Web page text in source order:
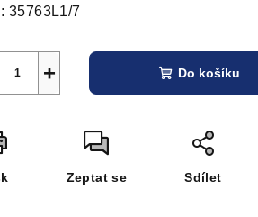
35763L1/7
+ Do košíku
Zeptat se Sdílet